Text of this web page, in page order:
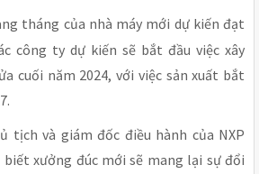
tháng của nhà máy mới dự kiến đạt
công ty dự kiến sẽ bắt đầu việc xây
cuối năm 2024, với việc sản xuất bắt
tịch và giám đốc điều hành của NXP
biết xưởng đúc mới sẽ mang lại sự đổi